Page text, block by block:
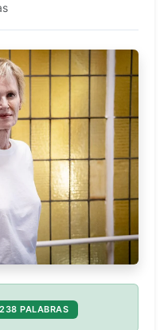
238 PALABRAS